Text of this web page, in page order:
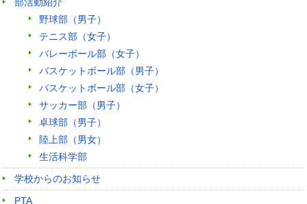
野球部（男子）
テニス部（女子）
バレーボール部（女子）
バスケットボール部（男子）
バスケットボール部（女子）
サッカー部（男子）
卓球部（男子）
陸上部（男女）
生活科学部
学校からのお知らせ
PTA